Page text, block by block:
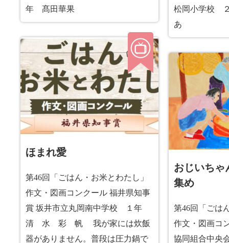
年 髙田華果
松岡小学校
あ
ほまれ愛
第46回「ごはん・お米とわたし」
作文・図画コンクール 福井県知事
賞 坂井市立丸岡南中学校 １年
清 水 彩 帆 我が家には炊飯
器がありません。普段は圧力鍋で
おじいちゃ
集め
第46回「ごは
作文・図画コ
協同組合中央